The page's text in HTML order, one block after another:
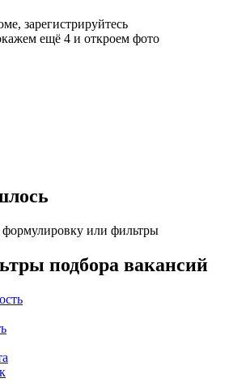
зарегистрируйтесь
ещё 4 и откроем фото
или фильтры
подбора вакансий